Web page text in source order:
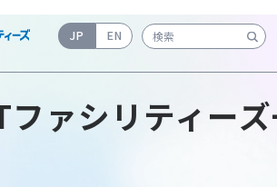
JP EN 検索キーワード入力
ファシリティーズ